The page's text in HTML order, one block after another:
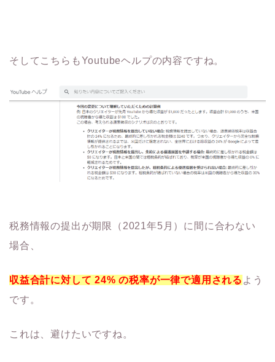
そしてこちらもYoutubeヘルプの内容ですね。
税務情報の提出が期限（2021年5月）に間に合わない
場合、
収益合計に対して 24% の税率が一律で適用される よう
です。
これは、避けたいですね。